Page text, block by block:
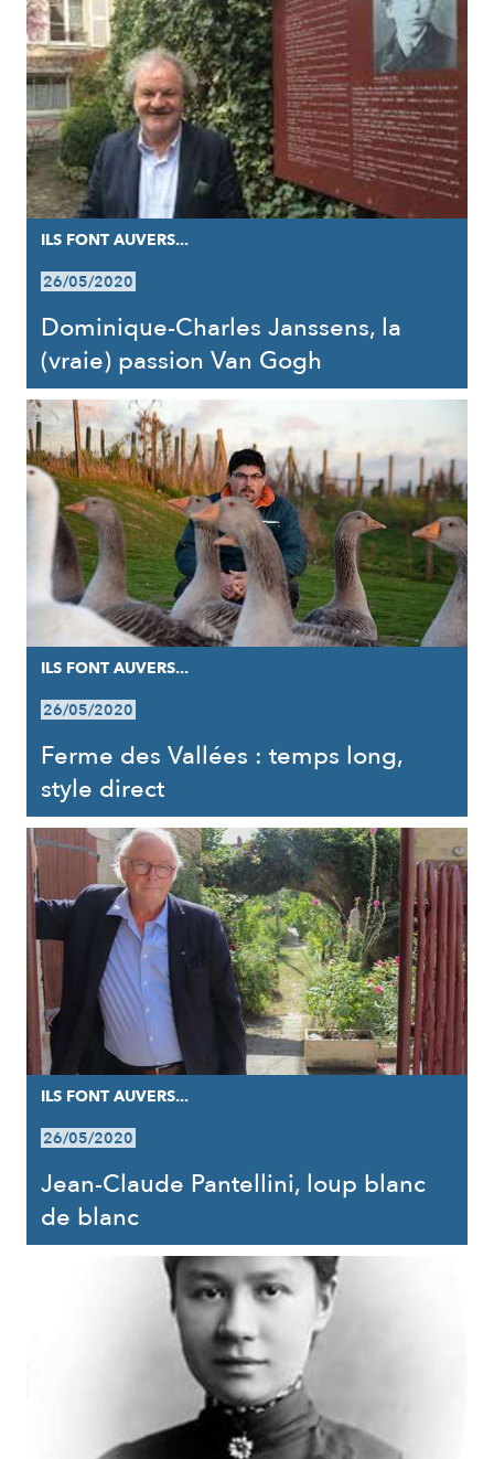
ILS FONT AUVERS...
26/05/2020
Dominique-Charles Janssens, la
(vraie) passion Van Gogh
ILS FONT AUVERS...
26/05/2020
Ferme des Vallées : temps long,
style direct
ILS FONT AUVERS...
26/05/2020
Jean-Claude Pantellini, loup blanc
de blanc